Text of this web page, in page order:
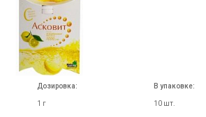
Дозировка:
1 г
В упаковке:
10 шт.